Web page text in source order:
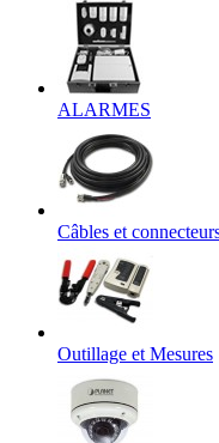
ALARMES
Câbles et
Outillage et Mesures